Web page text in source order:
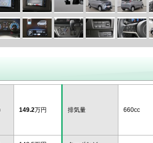
149.2万円 排気量 660cc